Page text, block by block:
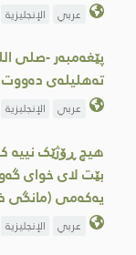
عربي الإنجليزية
پێغەمبەر -صلى
تەهلیلەى دەووت
عربي الإنجليزية
هیچ ڕۆژێک
بێت لای خوای
یەکەمی (مانگی
عربي الإنجليزية